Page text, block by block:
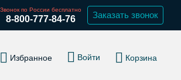
Звонок по России бесплатно
8-800-777-84-76 Заказать звонок
Избранное Войти Корзина